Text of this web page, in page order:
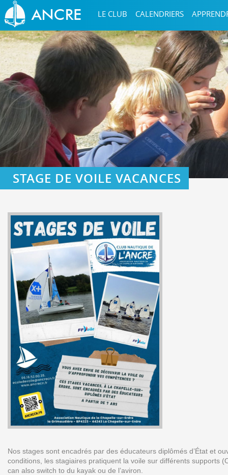
LE CLUB CALENDRIERS
STAGE DE VOILE VACANCES
Nos stages sont encadrés par des éducateurs diplômés d’État et
conditions, les stagiaires pratiquent la voile sur différents supports
can also switch to du kayak ou de l’aviron.